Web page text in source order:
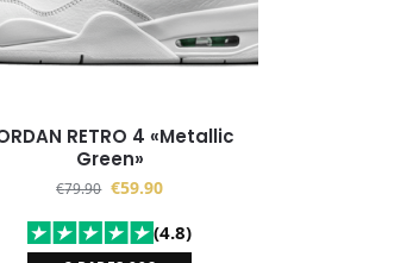
RETRO 4 «Metallic
Green»
€79.90 €59.90
(4.8)